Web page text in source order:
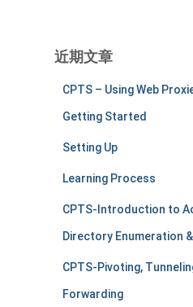
近期文章
CPTS – Using Web
Getting Started
Setting Up
Learning Process
CPTS-Introduction to
Directory Enumeration
CPTS-Pivoting,
Forwarding